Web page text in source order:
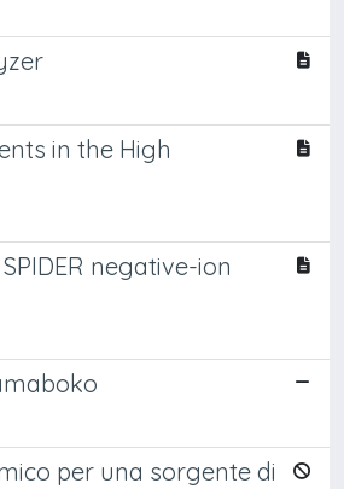
in the High
negative-ion
per una sorgente di